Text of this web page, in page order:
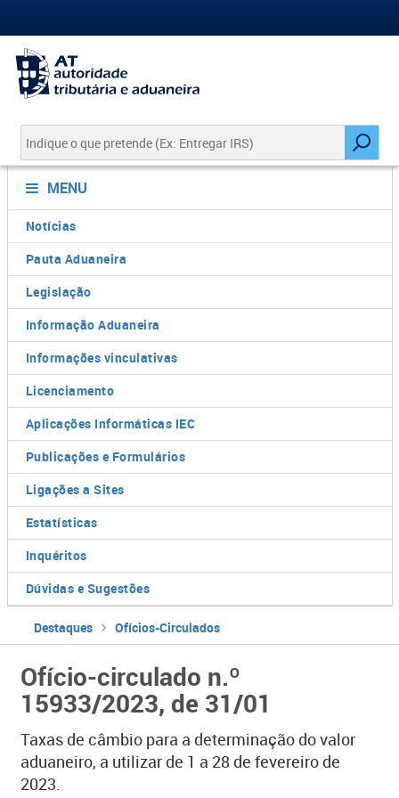
MENU
Notícias
Pauta Aduaneira
Legislação
Informação Aduaneira
Informações vinculativas
Licenciamento
Aplicações Informáticas IEC
Publicações e Formulários
Ligações a Sites
Estatísticas
Inquéritos
Dúvidas e Sugestões
Destaques Ofícios-Circulados
Ofício-circulado n.º
15933/2023, de 31/01
Taxas de câmbio para a determinação do valor
aduaneiro, a utilizar de 1 a 28 de fevereiro de
2023.